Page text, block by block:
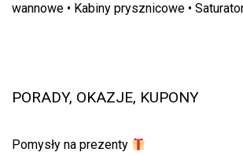
wannowe • Kabiny prysznicowe •
PORADY, OKAZJE, KUPONY
Pomysły na prezenty